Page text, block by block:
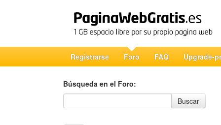
Registrarse Foro FAQ Upgrade-
Búsqueda en el Foro:
Búsqueda en el Foro
Buscar